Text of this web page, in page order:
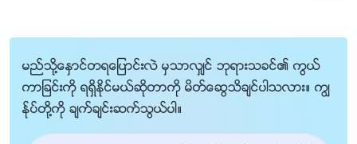
မည္သို႔ေႏွာင္တရေျပာင္းလဲ မွသာလွ်င္ ဘုရားသခင္၏ ကြယ္
ကာျခင္းကို ရရွိႏိုင္မယ္ဆိုတာကို မိတ္ေဆြသိခ်င္ပါသလား။ ကြၽ
န္ုပ္တို႔ကို ခ်က္ခ်င္းဆက္သြယ္ပါ။